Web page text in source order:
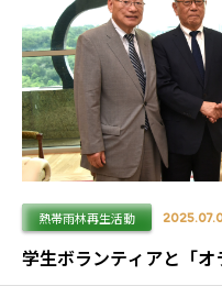
熱帯雨林再生活動
学生ボランティアと「